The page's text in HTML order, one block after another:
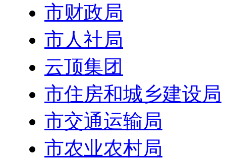
市财政局
市人社局
云顶集团
市住房和城乡建设局
市交通运输局
市农业农村局